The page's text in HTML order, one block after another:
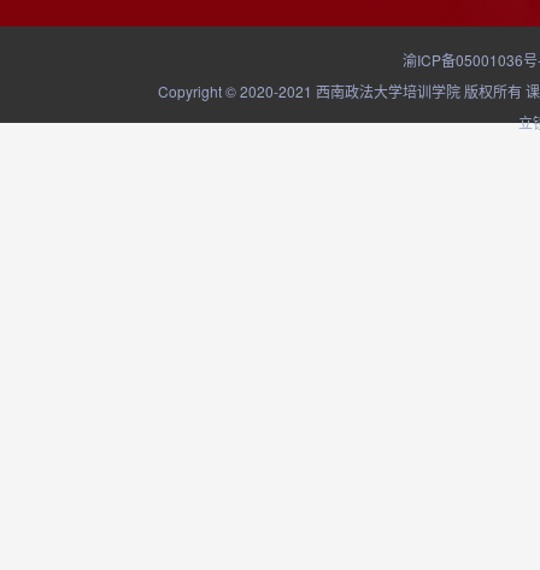
渝ICP备05001036
Copyright © 2020-2021 西南政法大学培训学院 版权所有
立